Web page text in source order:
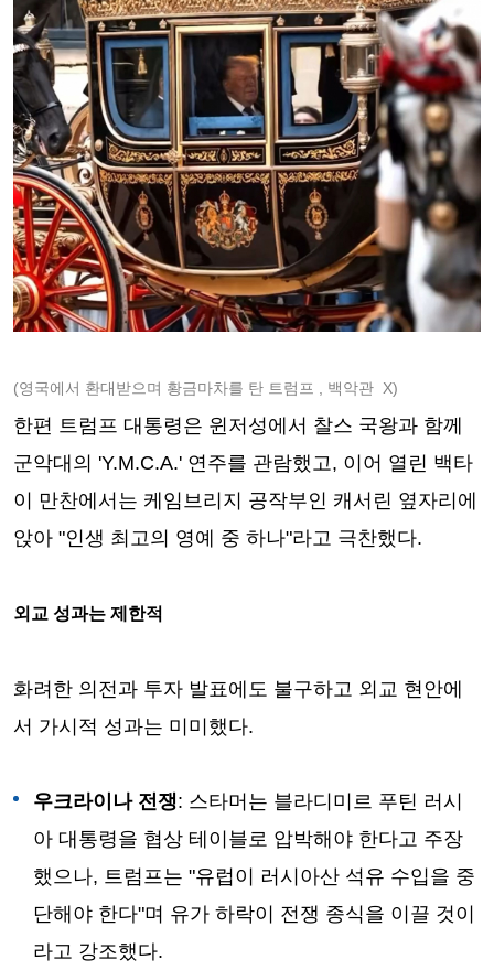
(영국에서 환대받으며 황금마차를 탄 트럼프 , 백악관 X)
한편 트럼프 대통령은 윈저성에서 찰스 국왕과 함께
군악대의 'Y.M.C.A.' 연주를 관람했고, 이어 열린 백타
이 만찬에서는 케임브리지 공작부인 캐서린 옆자리에
앉아 "인생 최고의 영예 중 하나"라고 극찬했다.
외교 성과는 제한적
화려한 의전과 투자 발표에도 불구하고 외교 현안에
서 가시적 성과는 미미했다.
우크라이나 전쟁: 스타머는 블라디미르 푸틴 러시
아 대통령을 협상 테이블로 압박해야 한다고 주장
했으나, 트럼프는 "유럽이 러시아산 석유 수입을 중
단해야 한다"며 유가 하락이 전쟁 종식을 이끌 것이
라고 강조했다.